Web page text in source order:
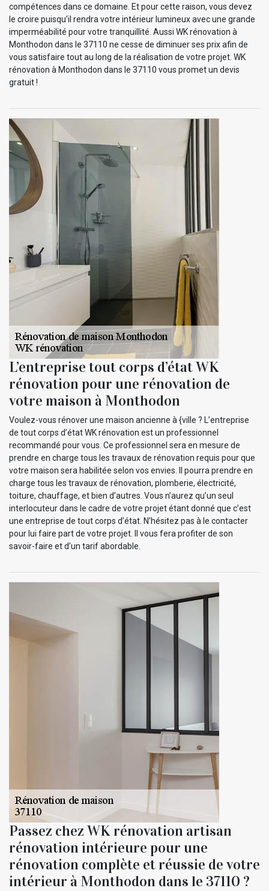
compétences dans ce domaine. Et pour cette raison, vous devez
le croire puisqu’il rendra votre intérieur lumineux avec une grande
imperméabilité pour votre tranquillité. Aussi WK rénovation à
Monthodon dans le 37110 ne cesse de diminuer ses prix afin de
vous satisfaire tout au long de la réalisation de votre projet. WK
rénovation à Monthodon dans le 37110 vous promet un devis
gratuit !
L’entreprise tout corps d’état WK
rénovation pour une rénovation de
votre maison à Monthodon
Voulez-vous rénover une maison ancienne à {ville ? L’entreprise
de tout corps d’état WK rénovation est un professionnel
recommandé pour vous. Ce professionnel sera en mesure de
prendre en charge tous les travaux de rénovation requis pour que
votre maison sera habilitée selon vos envies. Il pourra prendre en
charge tous les travaux de rénovation, plomberie, électricité,
toiture, chauffage, et bien d’autres. Vous n’aurez qu’un seul
interlocuteur dans le cadre de votre projet étant donné que c’est
une entreprise de tout corps d’état. N’hésitez pas à le contacter
pour lui faire part de votre projet. Il vous fera profiter de son
savoir-faire et d’un tarif abordable.
Passez chez WK rénovation artisan
rénovation intérieure pour une
rénovation complète et réussie de votre
intérieur à Monthodon dans le 37110 ?